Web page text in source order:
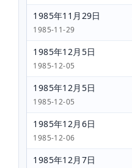
1985年11月29日
1985-11-29
1985年12月5日
1985-12-05
1985年12月5日
1985-12-05
1985年12月6日
1985-12-06
1985年12月7日